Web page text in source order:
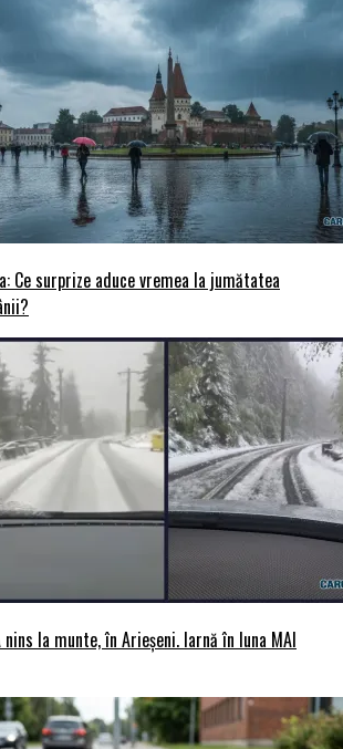
Ce surprize aduce vremea la jumătatea
nins la munte, în Arieșeni. Iarnă în luna MAI